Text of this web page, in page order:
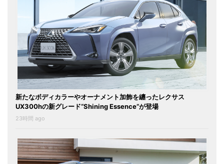
新たなボディカラーやオーナメント加飾を纏ったレクサス
UX300hの新グレード“Shining Essence”が登場
23時間 ago